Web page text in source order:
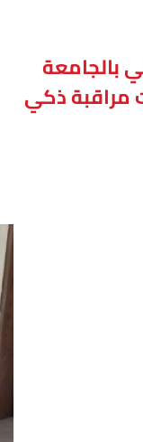
بالجامعة
مراقبة ذكي